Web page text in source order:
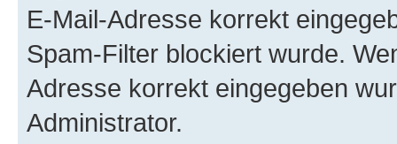
E-Mail-Adresse korrekt
Spam-Filter blockiert wurde.
Adresse korrekt eingegeben
Administrator.